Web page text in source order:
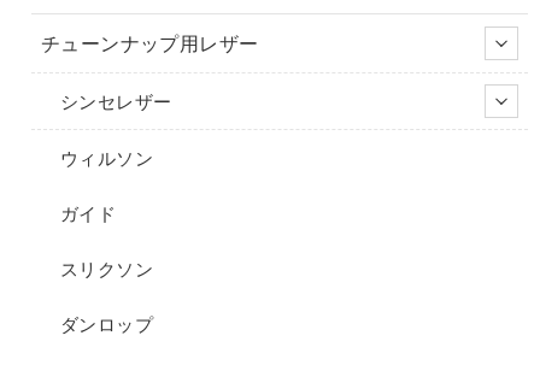
チューンナップ用レザー
シンセレザー
ウィルソン
ガイド
スリクソン
ダンロップ